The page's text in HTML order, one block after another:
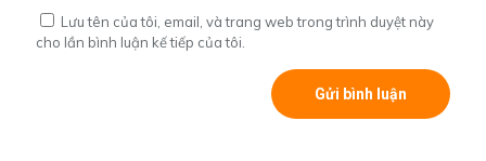
Lưu tên của tôi, email, và trang web trong trình duyệt này
cho lần bình luận kế tiếp của tôi.